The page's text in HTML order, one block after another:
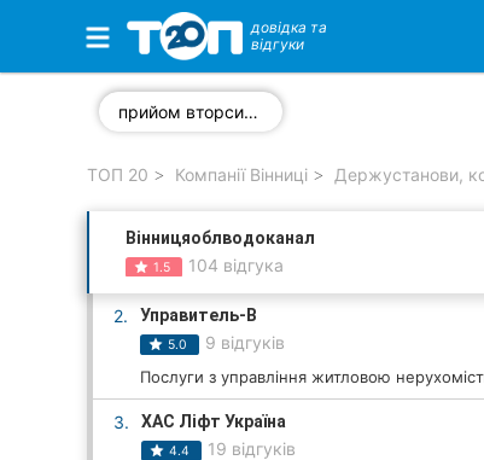
Обрані компанії
Стоматології
Ветеринарні клініки
Приватні клініки
Автошколи
довідка та
відгуки
прийом вторсировини
ТОП 20 Компанії Вінниці Держустанови,
Вінницяоблводоканал
1.5 104 відгука
2. Управитель-В
5.0 9 відгуків
Послуги з управління житловою
3. ХАС Ліфт Україна
4.4 19 відгуків